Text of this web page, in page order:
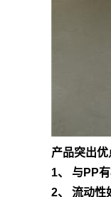
产品突出优
1、 与PP
2、 流动性